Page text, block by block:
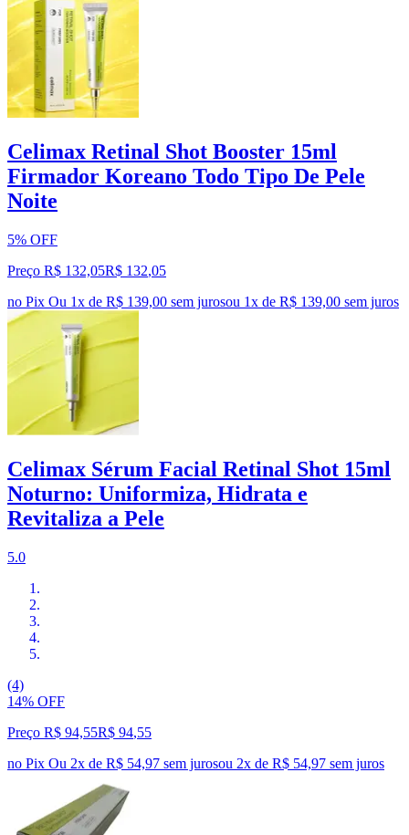
Celimax Retinal Shot Booster 15ml
Firmador Koreano Todo Tipo De Pele
Noite
5% OFF
Preço R$ 132,05R$ 132,05
no Pix Ou 1x de R$ 139,00 sem jurosou 1x de R$ 139,00 sem juros
Celimax Sérum Facial Retinal Shot 15ml
Noturno: Uniformiza, Hidrata e
Revitaliza a Pele
5.0
(4)
14% OFF
Preço R$ 94,55R$ 94,55
no Pix Ou 2x de R$ 54,97 sem jurosou 2x de R$ 54,97 sem juros